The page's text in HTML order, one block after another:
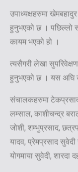
उपाध्यक्षहरुमा
हुनुभएको छ । पछिल्लो
कायम भएको हो ।
त्यसैगरी लेखा
हुनुभएको छ । यस अघि
संचालकहरुमा टेकप्रसाद
लम्साल, काशीचन्द्र
जोशी, शम्भुप्रसाद,
यादव, प्रेमप्रसाद
योगमाया सुवेदी,